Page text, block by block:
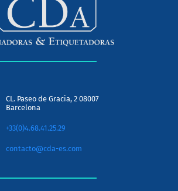
CL. Paseo de Gracia, 2 08007
Barcelona
+33(0)4.68.41.25.29
contacto@cda-es.com